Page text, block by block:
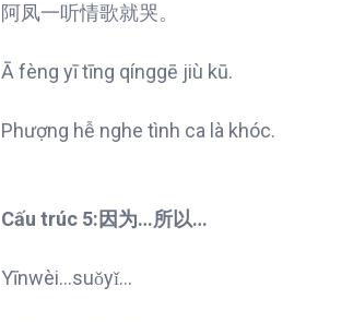
阿凤一听情歌就哭。
Ā fèng yī tīng qínggē jiù kū.
Phượng hễ nghe tình ca là khóc.
Cấu trúc 5:因为…所以…
Yīnwèi…suǒyǐ…